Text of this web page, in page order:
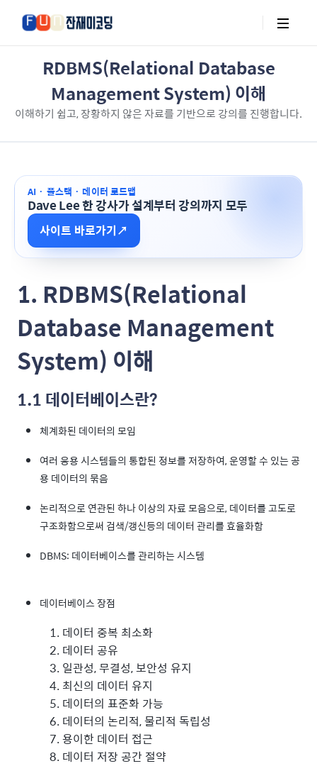
RDBMS(Relational Database
Management System) 이해
이해하기 쉽고, 장황하지 않은 자료를 기반으로 강의를 진행합니다.
AI · 풀스택 · 데이터 로드맵
Dave Lee 한 강사가 설계부터 강의까지 모두
사이트 바로가기↗
1. RDBMS(Relational
Database Management
System) 이해
1.1 데이터베이스란?
체계화된 데이터의 모임
여러 응용 시스템들의 통합된 정보를 저장하여, 운영할 수 있는 공
용 데이터의 묶음
논리적으로 연관된 하나 이상의 자료 모음으로, 데이터를 고도로
구조화함으로써 검색/갱신등의 데이터 관리를 효율화함
DBMS: 데이터베이스를 관리하는 시스템
데이터베이스 장점
데이터 중복 최소화
데이터 공유
일관성, 무결성, 보안성 유지
최신의 데이터 유지
데이터의 표준화 가능
데이터의 논리적, 물리적 독립성
용이한 데이터 접근
데이터 저장 공간 절약